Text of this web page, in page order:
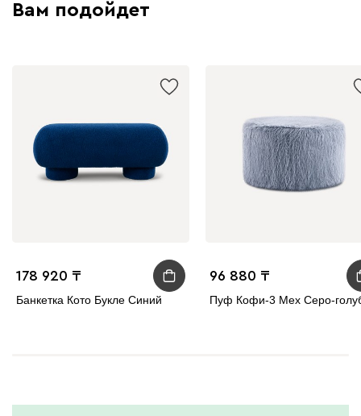
Вам подойдет
178 920
Банкетка Кото Букле Синий
96 880
Пуф Кофи-3 Мех Серо-